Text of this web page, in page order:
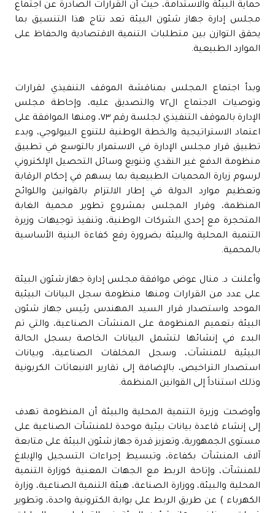
حماية البيئة والاستدامة، حيث أن القرارات الصادرة عن اجتماع
مجلس إدارة جهاز شئون البيئة تعد نتاج هذا التنسيق بما
يحقق التوازن بين متطلبات التنمية الاقتصادية والحفاظ على
الموارد الطبيعية.
وبدأ اجتماع المجلس بمناقشة الموقف التنفيذي لقرارات
وتوصيات الاجتماع ال٧٢ والتصديق عليه، وإحاطة مجلس
الإدارة بالموقف التنفيذي لجلسة رقم ٧٣، ومنها الموافقة على
اعتماد الاستراتيجية والخطة الوطنية للتنوع البيولوجي، وبدء
تطبيق قرار مجلس الإدارة في الاستمرار بالتوسع في تطبيق
منظومة الدفع غير النقدي وتنويع وسائل التحصيل الإلكتروني
لرسوم زيارة المحميات الطبيعية بما يسهم في إحكام الرقابة
وتعظيم موارد الدولة في إطار الالتزام بالقوانين واللوائح
المنظمة، وقرار المجلس بمشروع تطوير محمية الغابة
المتحجرة مع إحدى الشركات الوطنية، وتنفيذ توجيهات وزيرة
التنمية المحلية والبيئة بضرورة رفع كفاءة البنية الأساسية
بالمحمية.
وأعلنت د. منال عوض موافقة مجلس إدارة جهاز شئون البيئة
على عدد من القرارات ومنها منظومة سجل البيانات البيئية
الموحد واستصدار قرار السيد المهندس رئيس جهاز شئون
البيئة بتعميم المنظومة على المنشآت الصناعية، والتي تم
البدء في إنشائها لتشمل البيانات الخاصة بسجل الحالة
البيئية للمنشآت، وسجل المخلفات الصناعية، وبيانات
استصدار التراخيص، بالإضافة إلى تقارير الانبعاثات الكربونية
وذلك استناداً إلى القوانين المنظمة.
وأوضحت وزيرة التنمية المحلية والبيئة أن المنظومة تهدف
إلى إنشاء قاعدة بيانات بيئية موحدة للمنشآت الصناعية على
مستوى الجمهورية، وتعزيز قدرة جهاز شئون البيئة على متابعة
آلاف المنشآت بكفاءة، وتبسيط إجراءات التسجيل والإبلاغ
للمنشآت، وإتاحة الربط مع الجهات المعنية كوزارة التنمية
المحلية والبيئة، ووزارة الصناعة، هيئة التنمية الصناعية، وزارة
الكهرباء ) عن طريق الربط على بوابة الكترونية واحدة، وتطوير